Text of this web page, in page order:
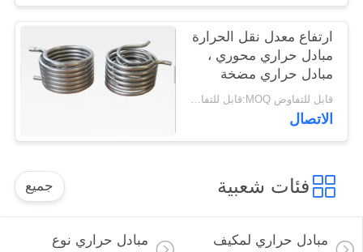
ارتفاع معدل نقل الحرارة
مبادل حراري محوري ،
مبادل حراري مضخة
الحرارة
قابل للتفاوض MOQ:قابل للتفاوض
الاتصال
فئات شعبية جميع
مبادل حراري لمكيف
مبادل حراري نوع